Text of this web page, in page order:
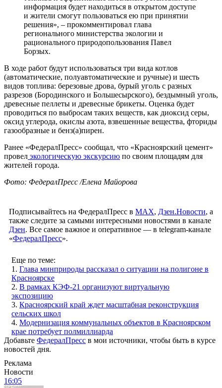
информация будет находиться в открытом доступе
и жители смогут пользоваться ею при принятии
решения», – прокомментировал глава
регионального министерства экологии и
рационального природопользования Павел
Борзых.
В ходе работ будут использоваться три вида котлов
(автоматические, полуавтоматические и ручные) и шесть
видов топлива: березовые дрова, бурый уголь с разных
разрезов (Бородинского и Большесырского), бездымный уголь,
древесные пеллеты и древесные брикеты. Оценка будет
проводиться по выбросам таких веществ, как диоксид серы,
оксид углерода, окислы азота, взвешенные вещества, фториды
газообразные и бенз(а)пирен.
Ранее «ФедералПресс» сообщал, что «Красноярский цемент»
провел экологическую экскурсию по своим площадям для
жителей города.
Фото: ФедералПресс /Елена Майорова
Подписывайтесь на ФедералПресс в МАХ, Дзен.Новости, а
также следите за самыми интересными новостями в канале
Дзен. Все самое важное и оперативное — в telegram-канале
«ФедералПресс».
Еще по теме:
1. Глава минприроды рассказал о ситуации на полигоне в
Красноярске
2. В рамках КЭФ-21 организуют виртуальную
экспозицию
3. Красноярский край ждет масштабная реконструкция
сельских школ
4. Модернизация коммунальных объектов в Красноярском
крае потребует полмиллиарда
Добавьте ФедералПресс в мои источники, чтобы быть в курсе
новостей дня.
Реклама
Новости
16:05